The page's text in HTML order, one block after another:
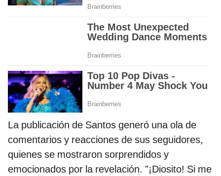
La publicación de Santos generó una ola de
comentarios y reacciones de sus seguidores,
quienes se mostraron sorprendidos y
emocionados por la revelación. "¡Diosito! Si me